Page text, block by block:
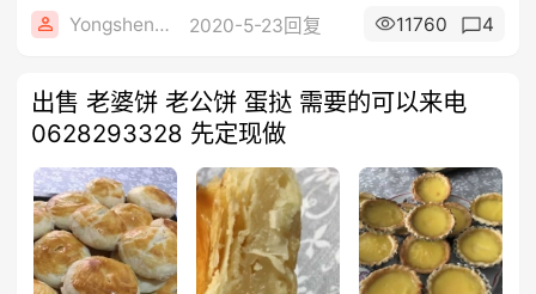
Yongshengfu 2020-5-23回复 11760 4
出售 老婆饼 老公饼 蛋挞 需要的可以来电
0628293328 先定现做